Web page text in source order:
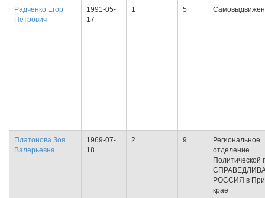
Радченко Егор
Петрович
1991-05-
17
1 5
Платонова Зоя
Валерьевна
1969-07-
18
2 9
Региональное
отделение
Политической
РОССИЯ в
крае